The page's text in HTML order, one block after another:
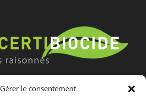
Gérer le consentement